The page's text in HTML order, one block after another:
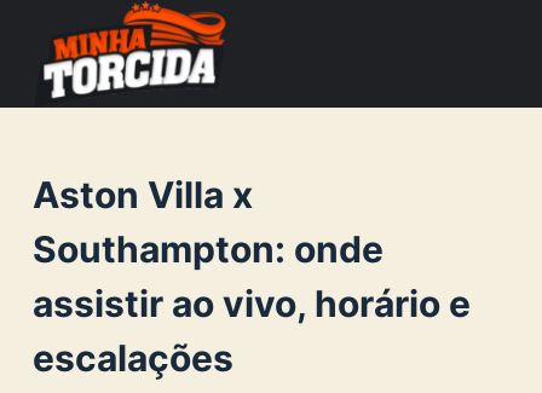
o
o
n
e
Aston Villa x
Southampton: onde
assistir ao vivo, horário e
escalações